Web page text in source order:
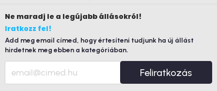
Ne maradj le a legújabb állásokról!
Iratkozz fel!
Add meg email címed, hogy értesíteni tudjunk ha új állást
hirdetnek meg ebben a kategóriában.
Feliratkozás